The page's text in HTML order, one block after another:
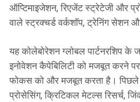
ऑप्टिमाइजेशन, रिएजेंट स्ट्रेटेजी और
वाले स्ट्रक्चर्ड वर्कशॉप, ट्रेनिंग सेशन
यह कोलेबोरेशन ग्लोबल पार्टनरशिप के
इनोवेशन कैपेबिलिटी को मजबूत करने
फोकस को और मजबूत करता है। पिछले
प्रोसेसिंग, क्रिटिकल मेटल्स रिसर्च,